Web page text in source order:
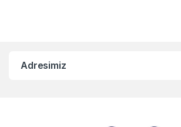
Adresimiz